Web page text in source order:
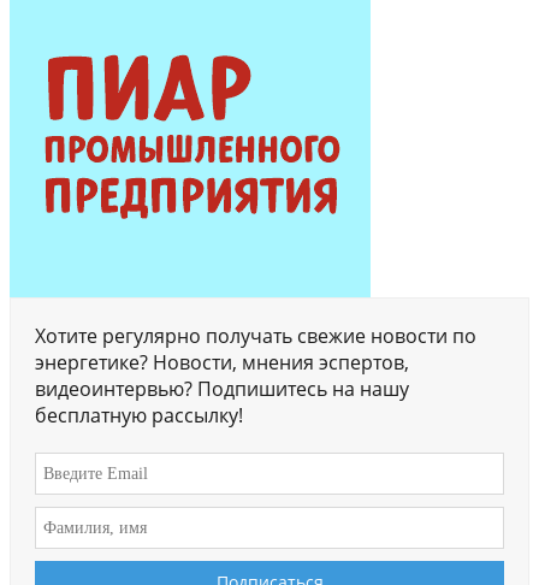
Хотите регулярно получать свежие новости по
энергетике? Новости, мнения эспертов,
видеоинтервью? Подпишитесь на нашу
бесплатную рассылку!